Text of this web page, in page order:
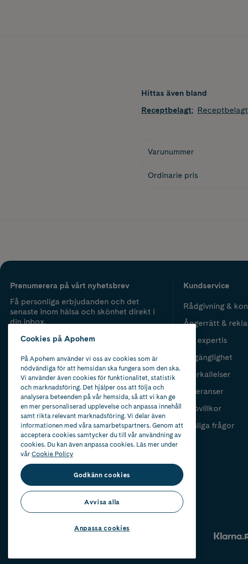
Hittas även bland
Receptbelagt: Receptbelagt
Varunummer
Ordinarie pris
Prenumerera på vårt nyhetsbrev
Få personliga erbjudanden och det
senaste inom hälsa och skönhet direkt i
din inbox.
Kundservice
Rådgivning &
Ångerrätt &
Vår expertis
Tillgänglighet
Återkallelser
Leveranser
Köpvillkor
Vanliga frågor
Cookies på Apohem
På Apohem använder vi oss av cookies som är
nödvändiga för att hemsidan ska fungera som den ska.
Vi använder även cookies för funktionalitet, statistik
och marknadsföring. Det hjälper oss att följa och
analysera beteenden på vår hemsida, så att vi kan ge
en mer personaliserad upplevelse och anpassa innehåll
samt rikta relevant marknadsföring. Vi delar även
informationen med våra samarbetspartners. Genom att
acceptera cookies samtycker du till vår användning av
cookies. Du kan även anpassa cookies. Läs mer under
vårCookie Policy
Godkänn cookies
Avvisa alla
Anpassa cookies